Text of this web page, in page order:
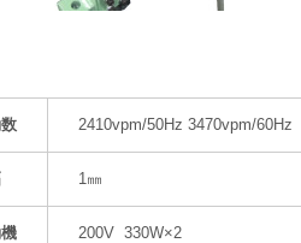
2410vpm/50Hz 3470vpm/60Hz
1㎜
200V 330W×2